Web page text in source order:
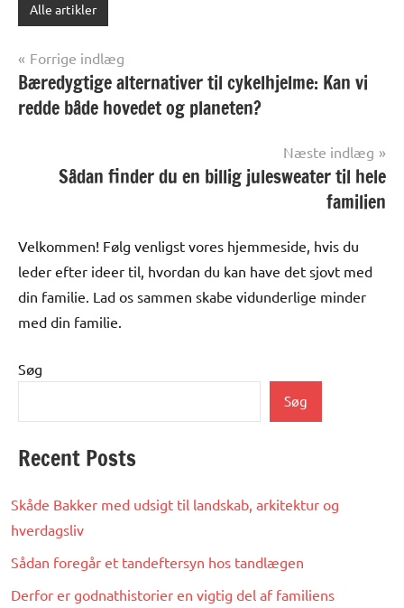
Alle artikler
Indlægsnavigation
Forrige indlæg
Bæredygtige alternativer til cykelhjelme: Kan vi
redde både hovedet og planeten?
Næste indlæg
Sådan finder du en billig julesweater til hele
familien
Velkommen! Følg venligst vores hjemmeside, hvis du
leder efter ideer til, hvordan du kan have det sjovt med
din familie. Lad os sammen skabe vidunderlige minder
med din familie.
Søg
Søg
Recent Posts
Skåde Bakker med udsigt til landskab, arkitektur og
hverdagsliv
Sådan foregår et tandeftersyn hos tandlægen
Derfor er godnathistorier en vigtig del af familiens